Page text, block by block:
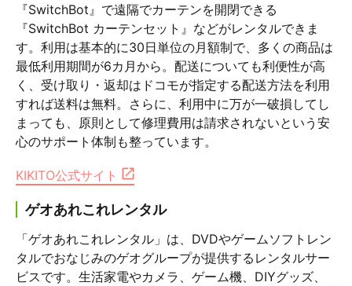
『SwitchBot』で遠隔でカーテンを開閉できる
『SwitchBot カーテンセット』などがレンタルできま
す。利用は基本的に30日単位の月額制で、多くの商品は
最低利用期間が6カ月から。配送についても利便性が高
く、受け取り・返却はドコモが指定する配送方法を利用
すれば送料は無料。さらに、利用中に万が一破損してし
まっても、原則として修理費用は請求されないという安
心のサポート体制も整っています。
KIKITO公式サイト
ゲオあれこれレンタル
「ゲオあれこれレンタル」は、DVDやゲームソフトレン
タルでおなじみのゲオグループが提供するレンタルサー
ビスです。生活家電やカメラ、ゲーム機、DIYグッズ、